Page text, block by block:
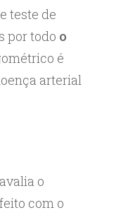
teste de
por todo o
é
arterial
o
com o